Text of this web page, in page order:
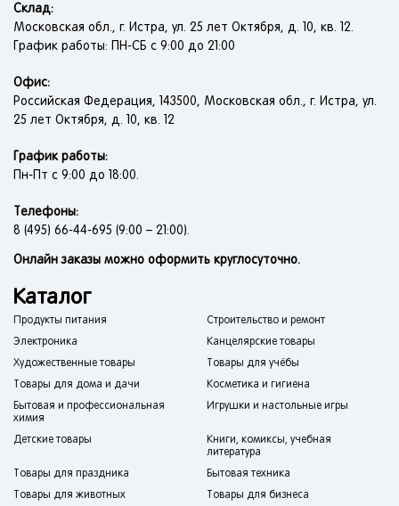
Склад:
Московская обл., г. Истра, ул. 25 лет Октября, д. 10, кв. 12.
График работы: ПН-СБ с 9:00 до 21:00
Офис:
Российская Федерация, 143500, Московская обл., г. Истра, ул.
25 лет Октября, д. 10, кв. 12
График работы:
Пн-Пт с 9:00 до 18:00.
Телефоны:
8 (495) 66-44-695 (9:00 – 21:00).
Онлайн заказы можно оформить круглосуточно.
Каталог
Продукты питания
Строительство и ремонт
Электроника
Канцелярские товары
Художественные товары
Товары для учёбы
Товары для дома и дачи
Косметика и гигиена
Бытовая и профессиональная
химия
Игрушки и настольные игры
Детские товары
Книги, комиксы, учебная
литература
Товары для праздника
Бытовая техника
Товары для животных
Товары для бизнеса